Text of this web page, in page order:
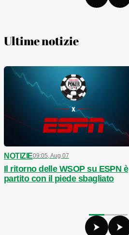
Ultime notizie
NOTIZIE09:05, Aug 07
Il ritorno delle WSOP su ESPN è
partito con il piede sbagliato